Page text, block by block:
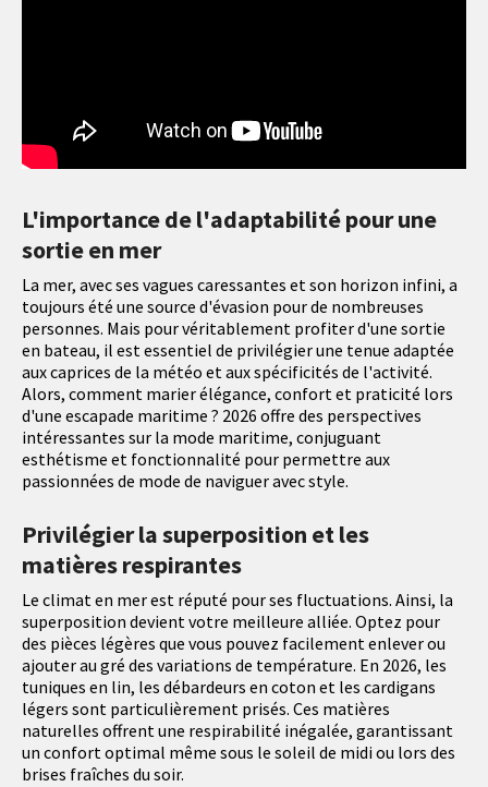
L'importance de l'adaptabilité pour une
sortie en mer
La mer, avec ses vagues caressantes et son horizon infini, a
toujours été une source d'évasion pour de nombreuses
personnes. Mais pour véritablement profiter d'une sortie
en bateau, il est essentiel de privilégier une tenue adaptée
aux caprices de la météo et aux spécificités de l'activité.
Alors, comment marier élégance, confort et praticité lors
d'une escapade maritime ? 2026 offre des perspectives
intéressantes sur la mode maritime, conjuguant
esthétisme et fonctionnalité pour permettre aux
passionnées de mode de naviguer avec style.
Privilégier la superposition et les
matières respirantes
Le climat en mer est réputé pour ses fluctuations. Ainsi, la
superposition devient votre meilleure alliée. Optez pour
des pièces légères que vous pouvez facilement enlever ou
ajouter au gré des variations de température. En 2026, les
tuniques en lin, les débardeurs en coton et les cardigans
légers sont particulièrement prisés. Ces matières
naturelles offrent une respirabilité inégalée, garantissant
un confort optimal même sous le soleil de midi ou lors des
brises fraîches du soir.